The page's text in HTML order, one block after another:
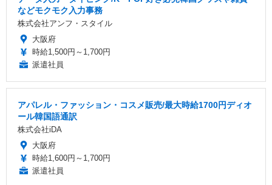
などモクモク入力事務
株式会社アンフ・スタイル
大阪府
時給1,500円～1,700円
派遣社員
アパレル・ファッション・コスメ販売/最大時給1700円ディオ
ール韓国語通訳
株式会社iDA
大阪府
時給1,600円～1,700円
派遣社員